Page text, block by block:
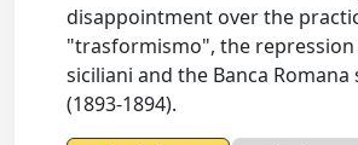
disappointment over the
"trasformismo", the repression
siciliani and the Banca Romana
(1893-1894).